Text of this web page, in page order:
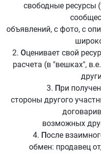
свободные ресурсы
объявлений, с фото, с
2. Оценивает свой
расчета (в "вешках",
3. При
стороны другого
возможных
4. После
обмен: продавец